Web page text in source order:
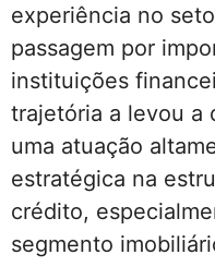
experiência no
passagem por
instituições
trajetória a levou a
uma atuação
estratégica na
crédito,
segmento